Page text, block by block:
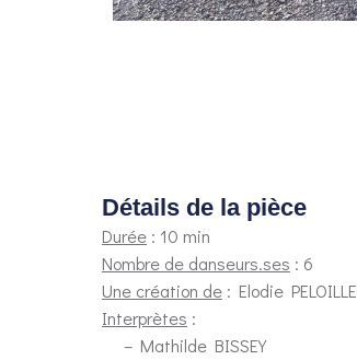
Détails de la pièce
Durée: 10 min
Nombre de danseurs.ses : 6
Une création de: Elodie PELOILLE
Interprètes :
– Mathilde BISSEY